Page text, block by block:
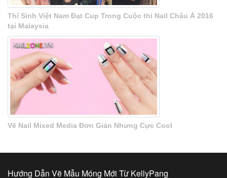
Thí Sinh Việt Nam Đạt Cup Trong Cuộc thi Nail Châu Á 2016
tại Malaysia
Vẽ Nail Mixed Media Đơn Giản Nhưng Cực Cool
Hướng Dẫn Vẽ Mẫu Móng Mới Từ KellyPang